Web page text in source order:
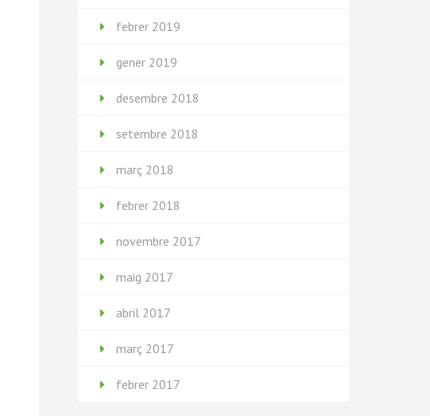
febrer 2019
gener 2019
desembre 2018
setembre 2018
març 2018
febrer 2018
novembre 2017
maig 2017
abril 2017
març 2017
febrer 2017